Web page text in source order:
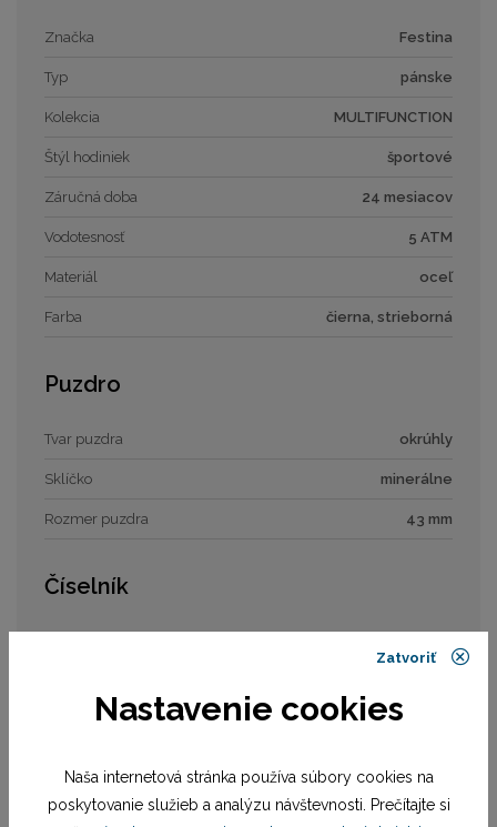
Značka Festina
Typ pánske
Kolekcia MULTIFUNCTION
Štýl hodiniek športové
Záručná doba 24 mesiacov
Vodotesnosť 5 ATM
Materiál oceľ
Farba čierna, strieborná
Puzdro
Tvar puzdra okrúhly
Sklíčko minerálne
Rozmer puzdra 43 mm
Číselník
Materiál remienka náramok oceľ
Zatvoriť
Nastavenie cookies
Naša internetová stránka používa súbory cookies na
poskytovanie služieb a analýzu návštevnosti. Prečítajte si